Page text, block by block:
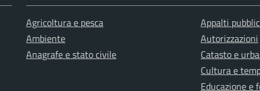
Agricoltura e pesca
Ambiente
Anagrafe e stato civile
Appalti
Autorizzazioni
Catasto e
Cultura e
Educazione e